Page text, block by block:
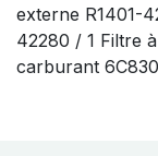
externe R1401-
42280 / 1 Filtre
carburant